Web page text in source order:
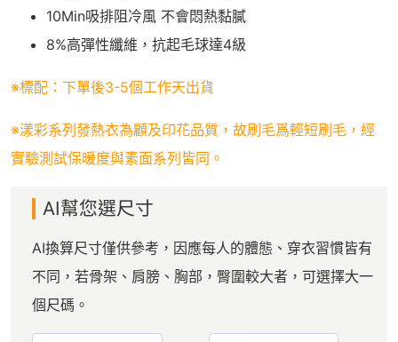
10Min吸排阻冷風 不會悶熱黏膩
8%高彈性纖維，抗起毛球達4級
※標配：下單後3-5個工作天出貨
※漾彩系列發熱衣為顧及印花品質，故刷毛爲輕短刷毛，經
實驗測試保暖度與素面系列皆同。
AI幫您選尺寸
AI換算尺寸僅供參考，因應每人的體態、穿衣習慣皆有
不同，若骨架、肩膀、胸部，臀圍較大者，可選擇大一
個尺碼。